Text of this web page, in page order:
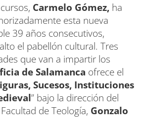
Carmelo Gómez, ha
esta nueva
39 años consecutivos,
el pabellón cultural. Tres
que van a impartir los
de Salamanca ofrece el
Sucesos, Instituciones
” bajo la dirección del
de Teología, Gonzalo